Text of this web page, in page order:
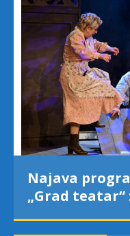
Najava
„Grad teatar“